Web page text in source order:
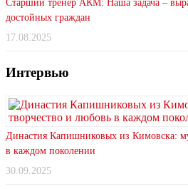
Старший тренер АКМ: Наша задача –
достойных граждан
17.08.2025
Интервью
Династия Капишниковых из Кимовска:
в каждом поколении
30.09.2025